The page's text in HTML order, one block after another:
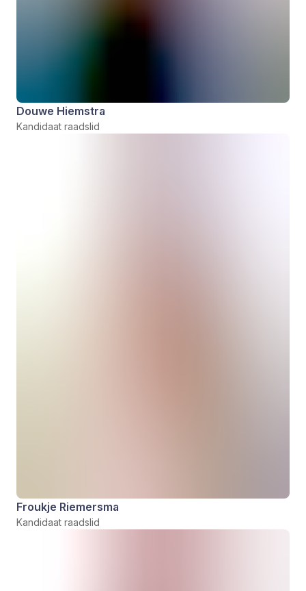
Douwe Hiemstra
Kandidaat raadslid
Froukje Riemersma
Kandidaat raadslid